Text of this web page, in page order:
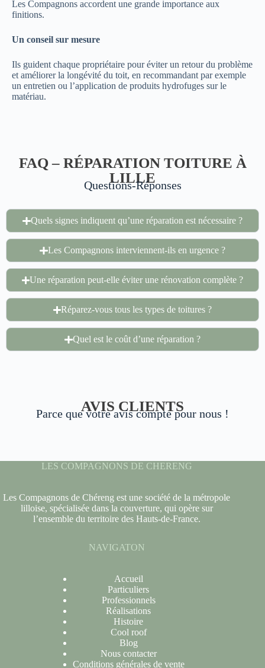
Les Compagnons accordent une grande importance aux
finitions.
Un conseil sur mesure
Ils guident chaque propriétaire pour éviter un retour du problème
et améliorer la longévité du toit, en recommandant par exemple
un entretien ou l’application de produits hydrofuges sur le
matériau.
FAQ – RÉPARATION TOITURE À
LILLE
Questions-Réponses
Quels signes indiquent qu’une réparation est nécessaire ?
Les Compagnons interviennent-ils en urgence ?
Une réparation peut-elle éviter une rénovation complète ?
Réparez-vous tous les types de toitures ?
Quel est le coût d’une réparation ?
AVIS CLIENTS
Parce que votre avis compte pour nous !
LES COMPAGNONS DE CHERENG
Les Compagnons de Chéreng est une société de la métropole
lilloise, spécialisée dans la couverture, qui opère sur
l’ensemble du territoire des Hauts-de-France.
NAVIGATON
Accueil
Particuliers
Professionnels
Réalisations
Histoire
Cool roof
Blog
Nous contacter
Conditions générales de vente